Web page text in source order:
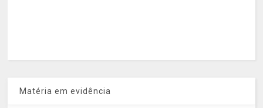
Matéria em evidência